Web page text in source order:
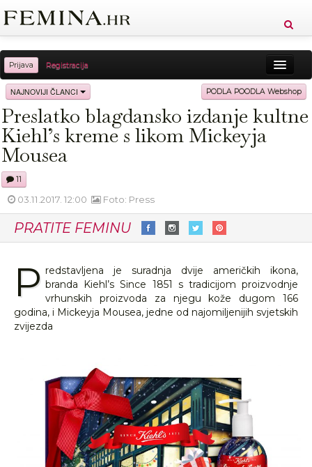
Prijava Registracija
Sreća Zdravlje Vitkost
Moda Ljubav Relax Putovanja Recepti
NAJNOVIJI ČLANCI PODLA POODLA Webshop
Preslatko blagdansko izdanje kultne
Kiehl’s kreme s likom Mickeyja
Mousea
11
03.11.2017. 12:00 Foto: Press
PRATITE FEMINU
P redstavljena je suradnja dvije američkih ikona,
branda Kiehl’s Since 1851 s tradicijom proizvodnje
vrhunskih proizvoda za njegu kože dugom 166
godina, i Mickeyja Mousea, jedne od najomiljenijih svjetskih
zvijezda